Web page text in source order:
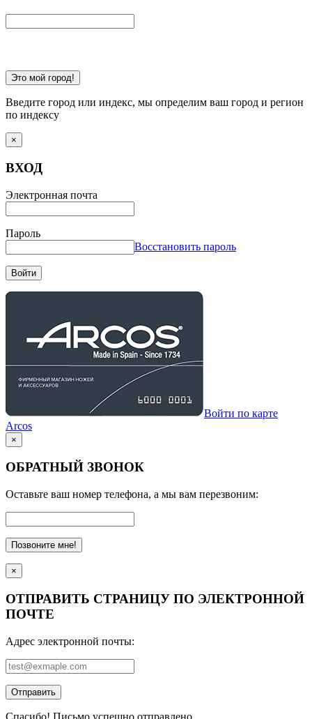
Это мой город!
Введите город или индекс, мы определим ваш город и регион
по индексу
×
ВХОД
Электронная почта
Пароль
Восстановить пароль
Войти
Войти по карте
Arcos
×
ОБРАТНЫЙ ЗВОНОК
Оставьте ваш номер телефона, а мы вам перезвоним:
Позвоните мне!
×
ОТПРАВИТЬ СТРАНИЦУ ПО ЭЛЕКТРОННОЙ
ПОЧТЕ
Адрес электронной почты:
Отправить
Спасибо! Письмо успешно отправлено.